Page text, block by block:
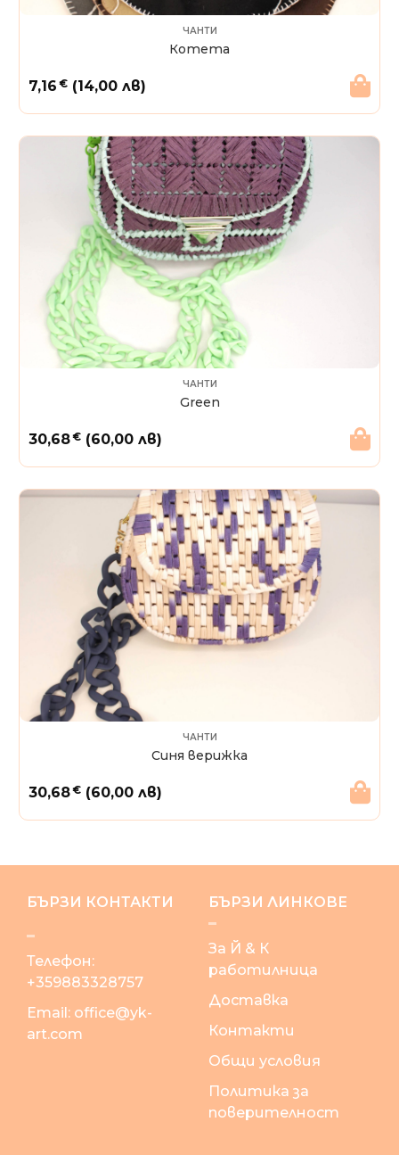
ЧАНТИ
Котета
7,16 € (14,00 лв)
ЧАНТИ
Green
30,68€ (60,00 лв)
ЧАНТИ
Синя верижка
30,68€ (60,00 лв)
БЪРЗИ КОНТАКТИ
Телефон:
+359883328757
Email: office@yk-
art.com
БЪРЗИ ЛИНКОВЕ
За Й & К
работилница
Доставка
Контакти
Общи условия
Политика за
поверителност